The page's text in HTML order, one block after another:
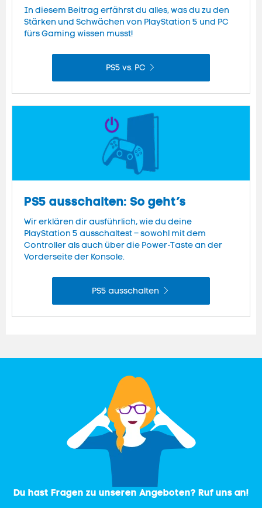
In diesem Beitrag erfährst du alles, was du zu den
Stärken und Schwächen von PlayStation 5 und PC
fürs Gaming wissen musst!
PS5 vs. PC
PS5 ausschalten: So geht’s
Wir erklären dir ausführlich, wie du deine
PlayStation 5 ausschaltest – sowohl mit dem
Controller als auch über die Power-Taste an der
Vorderseite der Konsole.
PS5 ausschalten
Du hast Fragen zu unseren Angeboten? Ruf uns an!